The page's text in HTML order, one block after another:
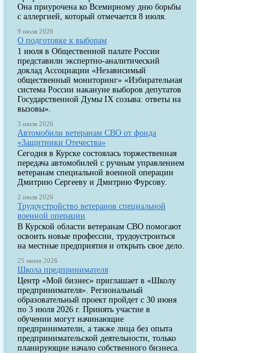
Она приурочена ко Всемирному дню борьбы
с аллергией, который отмечается 8 июля.
9 июля 2026
О подготовке к выборам
1 июля в Общественной палате России
представили экспертно-аналитический
доклад Ассоциации «Независимый
общественный мониторинг» «Избирательная
система России накануне выборов депутатов
Государственной Думы IX созыва: ответы на
вызовы».
3 июля 2026
Автомобили ветеранам СВО от фонда
«Защитники Отечества»
Сегодня в Курске состоялась торжественная
передача автомобилей с ручным управлением
ветеранам специальной военной операции
Дмитрию Сергееву и Дмитрию Фурсову.
2 июля 2026
Трудоустройство ветеранов специальной
военной операции
В Курской области ветеранам СВО помогают
освоить новые профессии, трудоустроиться
на местные предприятия и открыть свое дело.
25 июня 2026
Школа предпринимателя
Центр «Мой бизнес» приглашает в «Школу
предпринимателя». Региональный
образовательный проект пройдет с 30 июня
по 3 июля 2026 г. Принять участие в
обучении могут начинающие
предприниматели, а также лица без опыта
предпринимательской деятельности, только
планирующие начало собственного бизнеса.